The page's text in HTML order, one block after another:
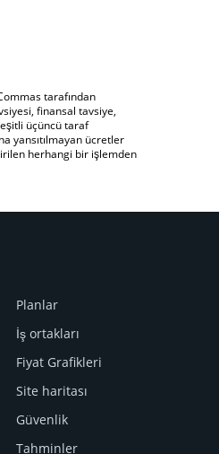
tarafından
finansal tavsiye,
üçüncü taraf
yansıtılmayan ücretler
herhangi bir işlemden
Planlar
İş ortakları
Fiyat Grafikleri
Site haritası
Güvenlik
Tahminler